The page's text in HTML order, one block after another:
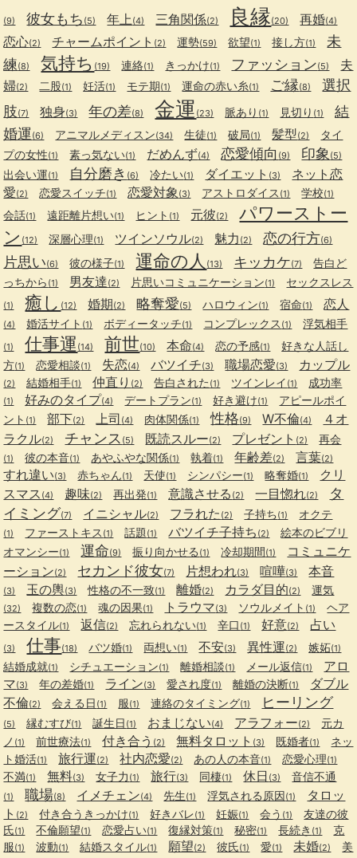
(9) 彼女もち (5) 年上(4) 三角関係(2) 良縁(20) 再婚(4)
恋心(2) チャームポイント (2) 運勢(59) 欲望(1) 接し方(1)
未
練(8) 気持ち (19) 連絡(1) きっかけ(1) ファッション(5)
夫
婦(2) 二股(1) 妊活(1) モテ期(1) 運命の赤い糸(1) ご縁(8)
選択
肢(7) 独身(3) 年の差(8) 金運 (23) 脈あり (1) 見切り (1)
結
婚運(6) アニマルメディスン(34) 生徒(1) 破局(1) 髪型(2)
タイ
プの女性(1) 素っ気ない(1) だめんず(4) 恋愛傾向 (9) 印象(5)
出会い運(1) 自分磨き (6) 冷たい(1) ダイエット (3)
ネット恋
愛(2) 恋愛スイッチ(1) 恋愛対象(3) アストロダイス (1) 学校(1)
会話(1) 遠距離片想い(1) ヒント (1) 元彼(2)
パワーストー
ン (12) 深層心理(1) ツインソウル(2) 魅力 (2) 恋の行方(6)
片思い(6) 彼の様子(1) 運命の人 (13) キッカケ(7)
告白ど
っちから (1) 男友達(2) 片思いコミュニケーション(1) セックスレス
(1) 癒し (12) 婚期(2) 略奪愛(5) ハロウィン(1) 宿命(1) 恋人
(4) 婚活サイト (1) ボディータッチ(1) コンプレックス (1) 浮気相手
(1) 仕事運 (14) 前世(10) 本命(4) 恋の予感(1)
好きな人話し
方(1) 恋愛相談(1) 失恋(4) バツイチ(3) 職場恋愛(3) カップル
(2) 結婚相手(1) 仲直り (2) 告白された (1) ツインレイ (1) 成功率
(1) 好みのタイプ(4) デートプラン(1) 好き避け(1)
アピールポイ
ント (1) 部下(2) 上司 (4) 肉体関係(1) 性格(9) W不倫(4)
４オ
ラクル(2) チャンス (5) 既読スルー(2) プレゼント (2) 再会
(1) 彼の本音(1) あやふやな関係(1) 執着(1) 年齢差(2) 言葉(2)
すれ違い(3) 赤ちゃん(1) 天使(1) シンパシー(1) 略奪婚(1)
クリ
スマス (4) 趣味(2) 再出発(1) 意識させる (2) 一目惚れ(2)
タ
イミング(7) イニシャル(2) フラれた (2) 子持ち(1) オクテ
(1) ファーストキス (1) 話題(1) バツイチ子持ち (2)
絵本のビブリ
オマンシー(1) 運命(9) 振り向かせる (1) 冷却期間(1)
コミュニケ
ーション(2) セカンド彼女(7) 片想われ(3) 喧嘩(3) 本音
(3) 玉の輿(3) 性格の不一致(1) 離婚(2) カラダ目的(2) 運気
(32) 複数の恋(1) 魂の因果(1) トラウマ(3) ソウルメイト (1)
ヘア
ースタイル(1) 返信(2) 忘れられない(1) 辛口 (1) 好意(2) 占い
(3) 仕事(18) バツ婚(1) 両想い(1) 不安(3) 異性運(2) 嫉妬(1)
結婚成就(1) シチュエーション(1) 離婚相談(1) メール返信(1)
アロ
マ(3) 年の差婚(1) ライン(3) 愛され度(1) 離婚の決断(1)
ダブル
不倫(2) 会える日 (1) 服(1) 連絡のタイミング(1) ヒーリング
(5) 縁むすび(1) 誕生日 (1) おまじない(4) アラフォー(2)
元カ
ノ (1) 前世療法(1) 付き合う (2) 無料タロット (3) 既婚者(1)
ネッ
ト婚活(1) 旅行運(2) 社内恋愛(2) あの人の本音(1) 恋愛心理(1)
不満(1) 無料(3) 女子力 (1) 旅行(3) 同棲(1) 休日 (3) 音信不通
(1) 職場(8) イメチェン(4) 先生(1) 浮気される原因(1)
タロッ
ト (2) 付き合うきっかけ(1) 好きバレ(1) 妊娠(1) 会う (1)
友達の彼
氏(1) 不倫願望(1) 恋愛占い(1) 復縁対策(1) 秘密(1) 長続き (1)
克
服(1) 波動(1) 結婚スタイル(1) 願望(2) 彼氏(1) 愛(1) 未婚(2)
美